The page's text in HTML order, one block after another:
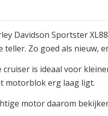
Davidson Sportster
teller. Zo goed als nieuw,
cruiser is ideaal voor
motorblok erg laag ligt.
motor daarom